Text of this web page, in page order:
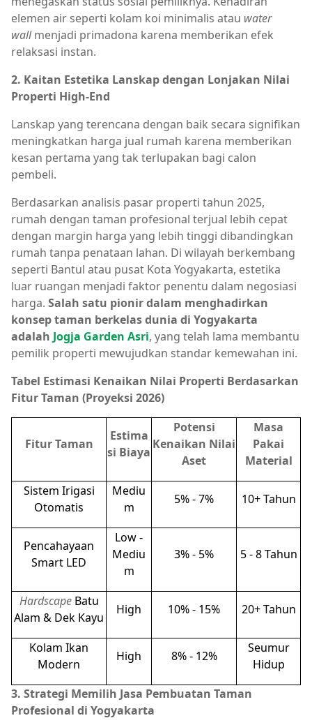
elemen air seperti kolam koi minimalis atau water
wallmenjadi primadona karena memberikan efek
relaksasi instan.
2. Kaitan Estetika Lanskap dengan Lonjakan Nilai
Properti High-End
Lanskap yang terencana dengan baik secara signifikan
meningkatkan harga jual rumah karena memberikan
kesan pertama yang tak terlupakan bagi calon
pembeli.
Berdasarkan analisis pasar properti tahun 2025,
rumah dengan taman profesional terjual lebih cepat
dengan margin harga yang lebih tinggi dibandingkan
rumah tanpa penataan lahan. Di wilayah berkembang
seperti Bantul atau pusat Kota Yogyakarta, estetika
luar ruangan menjadi faktor penentu dalam negosiasi
harga. Salah satu pionir dalam menghadirkan
konsep taman berkelas dunia di Yogyakarta
adalah Jogja Garden Asri, yang telah lama membantu
pemilik properti mewujudkan standar kemewahan ini.
Tabel Estimasi Kenaikan Nilai Properti Berdasarkan
Fitur Taman (Proyeksi 2026)
Fitur Taman
Estima
si Biaya
Potensi
Kenaikan Nilai
Aset
Masa
Pakai
Material
Sistem Irigasi
Otomatis
Mediu
m
5% - 7% 10+ Tahun
Pencahayaan
Smart LED
Low -
Mediu
m
3% - 5% 5 - 8 Tahun
HardscapeBatu
Alam & Dek Kayu
High 10% - 15% 20+ Tahun
Kolam Ikan
Modern
High 8% - 12%
Seumur
Hidup
3. Strategi Memilih Jasa Pembuatan Taman
Profesional di Yogyakarta